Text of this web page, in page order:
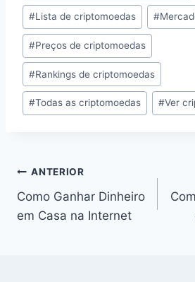
#Lista de criptomoedas #
#Preços de criptomoedas
#Rankings de criptomoedas
#Todas as criptomoedas #Ver
Navegação
de
ANTERIOR
Como Ganhar Dinheiro
em Casa na Internet